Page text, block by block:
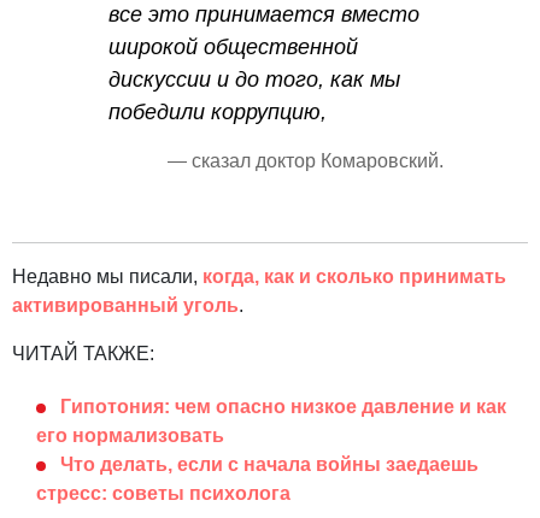
все это принимается вместо
широкой общественной
дискуссии и до того, как мы
победили коррупцию,
— сказал доктор Комаровский.
Недавно мы писали, когда, как и сколько принимать
активированный уголь.
ЧИТАЙ ТАКЖЕ:
Гипотония: чем опасно низкое давление и как
его нормализовать
Что делать, если с начала войны заедаешь
стресс: советы психолога